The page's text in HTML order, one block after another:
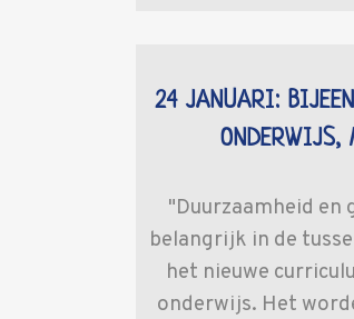
24 JANUARI:
ONDERWIJS,
"Duurzaamheid en
belangrijk in de
het nieuwe
onderwijs. Het